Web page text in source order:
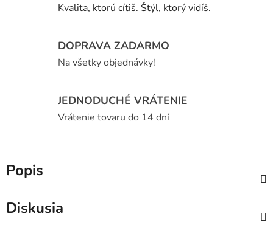
Kvalita, ktorú cítiš. Štýl, ktorý vidíš.
DOPRAVA ZADARMO
Na všetky objednávky!
JEDNODUCHÉ VRÁTENIE
Vrátenie tovaru do 14 dní
Popis
Diskusia